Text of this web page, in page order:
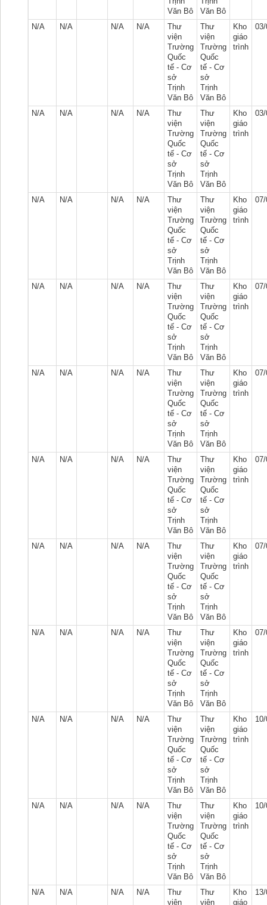
Văn Bô
Văn Bô
N/A N/A N/A N/A
Thư
viện
Trường
Quốc
tế - Cơ
sở
Trịnh
Văn Bô
Thư
viện
Trường
Quốc
tế - Cơ
sở
Trịnh
Văn Bô
Kho
giáo
trình
N/A N/A N/A N/A
Thư
viện
Trường
Quốc
tế - Cơ
sở
Trịnh
Văn Bô
Thư
viện
Trường
Quốc
tế - Cơ
sở
Trịnh
Văn Bô
Kho
giáo
trình
N/A N/A N/A N/A
Thư
viện
Trường
Quốc
tế - Cơ
sở
Trịnh
Văn Bô
Thư
viện
Trường
Quốc
tế - Cơ
sở
Trịnh
Văn Bô
Kho
giáo
trình
N/A N/A N/A N/A
Thư
viện
Trường
Quốc
tế - Cơ
sở
Trịnh
Văn Bô
Thư
viện
Trường
Quốc
tế - Cơ
sở
Trịnh
Văn Bô
Kho
giáo
trình
N/A N/A N/A N/A
Thư
viện
Trường
Quốc
tế - Cơ
sở
Trịnh
Văn Bô
Thư
viện
Trường
Quốc
tế - Cơ
sở
Trịnh
Văn Bô
Kho
giáo
trình
N/A N/A N/A N/A
Thư
viện
Trường
Quốc
tế - Cơ
sở
Trịnh
Văn Bô
Thư
viện
Trường
Quốc
tế - Cơ
sở
Trịnh
Văn Bô
Kho
giáo
trình
N/A N/A N/A N/A
Thư
viện
Trường
Quốc
tế - Cơ
sở
Trịnh
Văn Bô
Thư
viện
Trường
Quốc
tế - Cơ
sở
Trịnh
Văn Bô
Kho
giáo
trình
N/A N/A N/A N/A
Thư
viện
Trường
Quốc
tế - Cơ
sở
Trịnh
Văn Bô
Thư
viện
Trường
Quốc
tế - Cơ
sở
Trịnh
Văn Bô
Kho
giáo
trình
N/A N/A N/A N/A
Thư
viện
Trường
Quốc
tế - Cơ
sở
Trịnh
Văn Bô
Thư
viện
Trường
Quốc
tế - Cơ
sở
Trịnh
Văn Bô
Kho
giáo
trình
N/A N/A N/A N/A
Thư
viện
Trường
Quốc
tế - Cơ
sở
Trịnh
Văn Bô
Thư
viện
Trường
Quốc
tế - Cơ
sở
Trịnh
Văn Bô
Kho
giáo
trình
N/A N/A N/A N/A
Thư
viện
Thư
viện
Kho
giáo